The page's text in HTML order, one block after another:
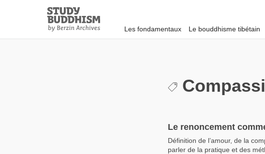
Study
Buddhism
Home
Les fondamentaux Le bouddhisme tibétain
Le renoncement
Définition de l’amour, de la
parler de la pratique et des